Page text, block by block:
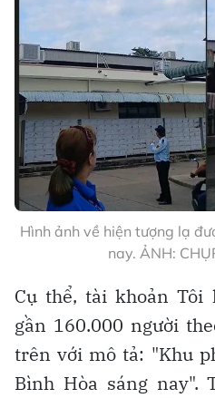
Hình ảnh về hiện tượng lạ
nay. ẢNH:
Cụ thể, tài khoản
gần 160.000 người
trên với mô tả: "Khu
Bình Hòa sáng nay".